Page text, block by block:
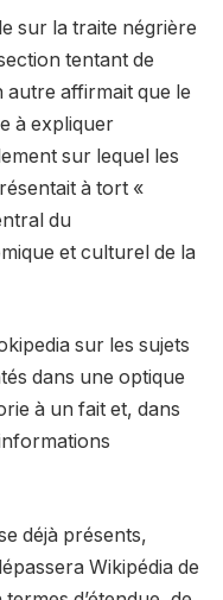
sur la traite négrière
tentant de
affirmait que le
à expliquer
sur lequel les
à tort «
du
et culturel de la
sur les sujets
dans une optique
à un fait et, dans
déjà présents,
Wikipédia de